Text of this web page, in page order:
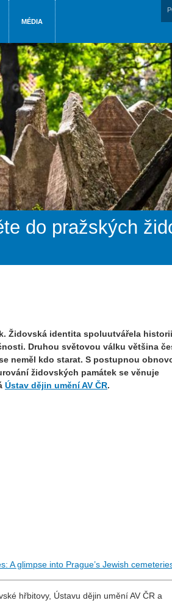
MÉDIA
do pražských
Židovská identita spoluutvářela historii
Druhou světovou válku většina
neměl kdo starat. S postupnou
židovských památek se věnuje
Ústav dějin umění AV ČR.
A glimpse into Prague’s Jewish
hřbitovy, Ústavu dějin umění AV ČR a